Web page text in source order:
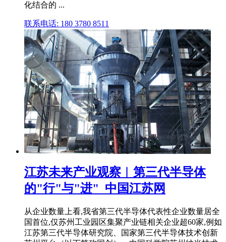
化结合的 ...
联系电话: 180 3780 8511
江苏未来产业观察︱第三代半导体
的"行"与"进"_中国江苏网
从企业数量上看,我省第三代半导体代表性企业数量居全
国首位,仅苏州工业园区集聚产业链相关企业超60家,例如
江苏第三代半导体研究院、国家第三代半导体技术创新